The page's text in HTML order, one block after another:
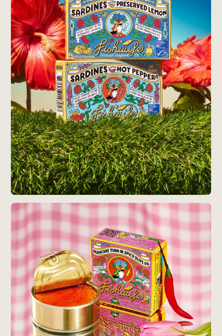
iDIDメディア編集部メンバーが見つけた気になるあれこ
れを、ほぼ毎日1つずつ紹介しています。
Radio
iDID Podcast
「iDID RADIO」を隔週で公開中！
クリエイティブ業界のニュースやイベント情報、 今週話
題になったサイトなどを30分でお届けします。
AboutNewsContact
Trend Tags
#Podcast #デザイン
#Webサイト #サイトレビュー